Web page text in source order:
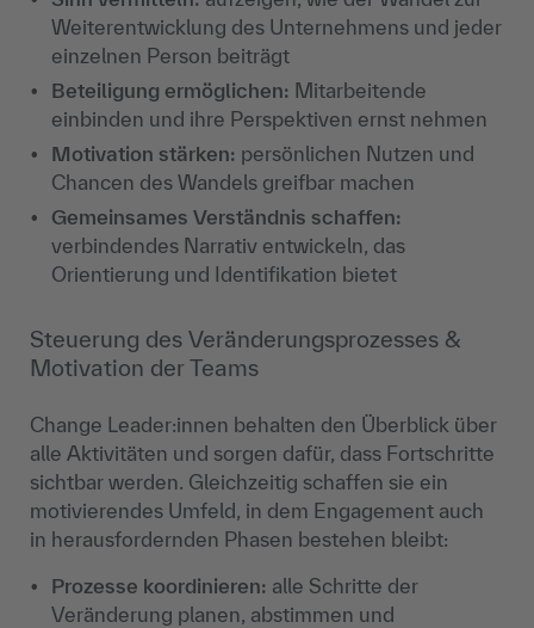
Weiterentwicklung des Unternehmens und jeder
einzelnen Person beiträgt
Beteiligung ermöglichen: Mitarbeitende
einbinden und ihre Perspektiven ernst nehmen
Motivation stärken: persönlichen Nutzen und
Chancen des Wandels greifbar machen
Gemeinsames Verständnis schaffen:
verbindendes Narrativ entwickeln, das
Orientierung und Identifikation bietet
Steuerung des Veränderungsprozesses &
Motivation der Teams
Change Leader:innen behalten den Überblick über
alle Aktivitäten und sorgen dafür, dass Fortschritte
sichtbar werden. Gleichzeitig schaffen sie ein
motivierendes Umfeld, in dem Engagement auch
in herausfordernden Phasen bestehen bleibt:
Prozesse koordinieren: alle Schritte der
Veränderung planen, abstimmen und